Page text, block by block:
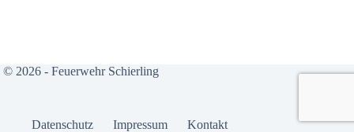
© 2026 - Feuerwehr Schierling
Daten­schutz Impres­sum Kon­takt